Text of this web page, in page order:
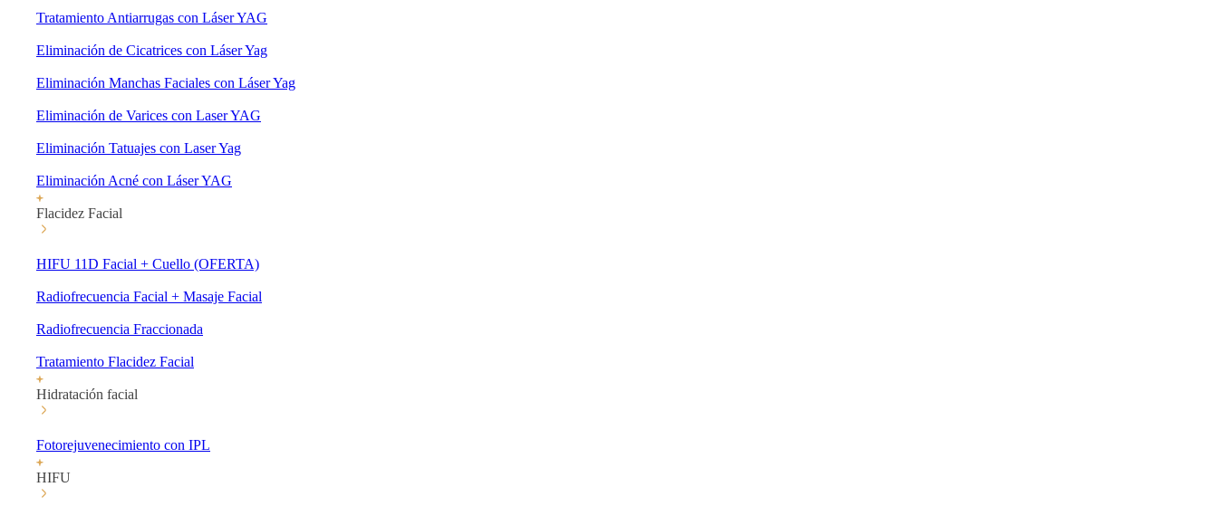
Tratamiento Antiarrugas con Láser YAG
Eliminación de Cicatrices con Láser Yag
Eliminación Manchas Faciales con Láser Yag
Eliminación de Varices con Laser YAG
Eliminación Tatuajes con Laser Yag
Eliminación Acné con Láser YAG
Flacidez Facial
HIFU 11D Facial + Cuello (OFERTA)
Radiofrecuencia Facial + Masaje Facial
Radiofrecuencia Fraccionada
Tratamiento Flacidez Facial
Hidratación facial
Fotorejuvenecimiento con IPL
HIFU